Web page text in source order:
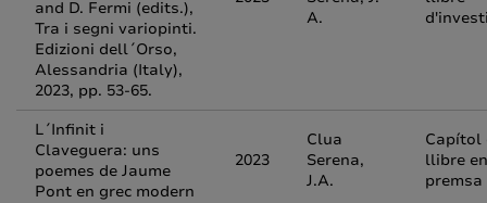
and D. Fermi (edits.),
Tra i segni variopinti.
Edizioni dell´Orso,
Alessandria (Italy),
2023, pp. 53-65.
A.
L´Infinit i
Claveguera: uns
poemes de Jaume
Pont en grec modern
2023
Clua
Serena,
J.A.
Capítol
llibre en
premsa